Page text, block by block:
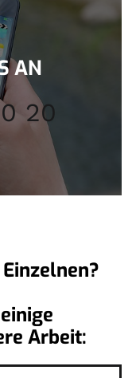
AN
20
Arbeit: